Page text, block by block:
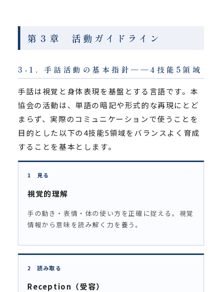
第３章 活動ガイドライン
3-1. 手話活動の基本指針――4技能5領域
手話は視覚と身体表現を基盤とする言語です。本
協会の活動は、単語の暗記や形式的な再現にとど
まらず、実際のコミュニケーションで使うことを
目的とした以下の4技能5領域をバランスよく育成
することを基本とします。
1 見る
視覚的理解
手の動き・表情・体の使い方を正確に捉える。視覚
情報から意味を読み解く力を養う。
2 読み取る
Reception（受容）